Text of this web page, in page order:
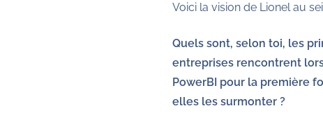
Voici la vision de Lionel au
Quels sont, selon toi, les
entreprises rencontrent
PowerBI pour la première
elles les surmonter ?